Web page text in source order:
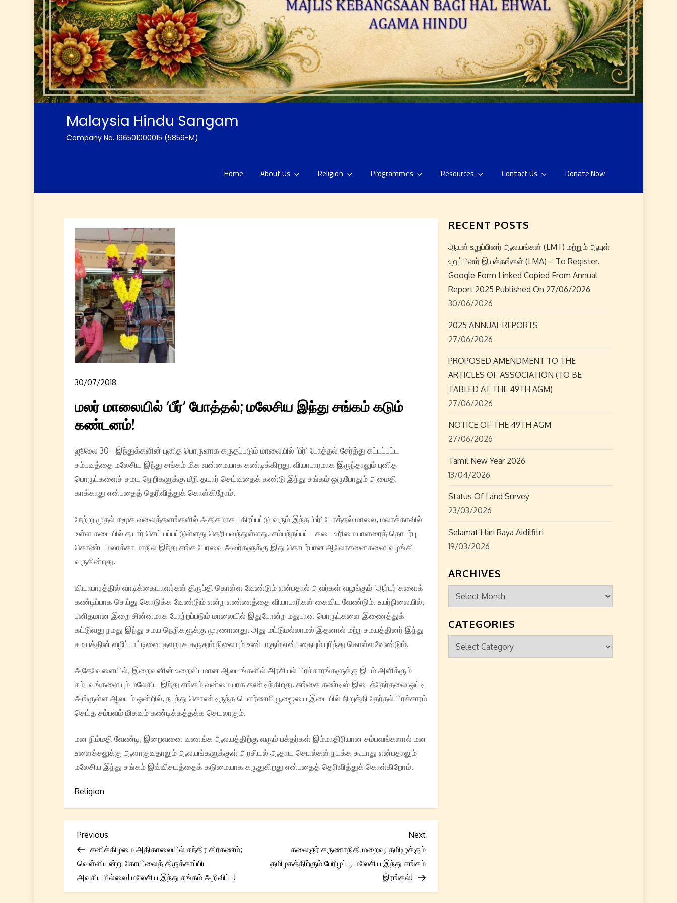
Malaysia Hindu Sangam
Company No. 196501000015 (5859-M)
Home About Us Religion Programmes Resources Contact Us Donate Now
30/07/2018
மலர் மாலையில் ‘பீர்’ போத்தல்; மலேசிய இந்து சங்கம் கடும்
கண்டனம்!
ஜூலை 30- இந்துக்களின் புனித பொருளாக கருதப்படும் மாலையில் ‘பீர்’ போத்தல் சேர்த்து கட்டப்பட்ட
சம்பவத்தை மலேசிய இந்து சங்கம் மிக வன்மையாக கண்டிக்கிறது. வியாபாரமாக இருந்தாலும் புனித
பொருட்களைச் சமய நெறிகளுக்கு மீறி தயார் செய்வதைக் கண்டு இந்து சங்கம் ஒருபோதும் அமைதி
காக்காது என்பதைத் தெரிவித்துக் கொள்கிறோம்.
நேற்று முதல் சமூக வலைத்தளங்களில் அதிகமாக பகிரப்பட்டு வரும் இந்த ‘பீர்’ போத்தல் மாலை, மலாக்காவில்
உள்ள கடையில் தயார் செய்யப்பட்டுள்ளது தெரியவந்துள்ளது. சம்பந்தப்பட்ட கடை உரிமையாளரைத் தொடர்பு
கொண்ட மலாக்கா மாநில இந்து சங்க பேரவை அவர்களுக்கு இது தொடர்பான ஆலோசனைகளை வழங்கி
வருகின்றது.
வியாபாரத்தில் வாடிக்கையாளர்கள் திருப்தி கொள்ள வேண்டும் என்பதால் அவர்கள் வழங்கும் ‘ஆர்டர்’களைக்
கண்டிப்பாக செய்து கொடுக்க வேண்டும் என்ற எண்ணத்தை வியாபாரிகள் கைவிட வேண்டும். உயர்நிலையில்,
புனிதமான இறை சின்னமாக போற்றப்படும் மாலையில் இதுபோன்ற மதுபான பொருட்களை இணைத்துக்
கட்டுவது நமது இந்து சமய நெறிகளுக்கு முரணானது. அது மட்டுமல்லாமல் இதனால் மற்ற சமயத்தினர் இந்து
சமயத்தின் வழிப்பாட்டினை தவறாக கருதும் நிலையும் உண்டாகும் என்பதையும் புரிந்து கொள்ளவேண்டும்.
அதேவேளையில், இறைவனின் உறைவிடமான ஆலயங்களில் அரசியல் பிரச்சாரங்களுக்கு இடம் அளிக்கும்
சம்பவங்களையும் மலேசிய இந்து சங்கம் வன்மையாக கண்டிக்கிறது. சுங்கை கண்டிஸ் இடைத்தேர்தலை ஒட்டி
அங்குள்ள ஆலயம் ஒன்றில், நடந்து கொண்டிருந்த பௌர்ணமி பூஜையை இடையில் நிறுத்தி தேர்தல் பிரச்சாரம்
செய்த சம்பவம் மிகவும் கண்டிக்கத்தக்க செயலாகும்.
மன நிம்மதி வேண்டி, இறைவனை வணங்க ஆலயத்திற்கு வரும் பக்தர்கள் இம்மாதிரியான சம்பவங்களால் மன
உளைச்சலுக்கு ஆளாகுவதாலும் ஆலயங்களுக்குள் அரசியல் ஆதாய செயல்கள் நடக்க கூடாது என்பதாலும்
மலேசிய இந்து சங்கம் இவ்விசயத்தைக் கடுமையாக கருதுகிறது என்பதைத் தெரிவித்துக் கொள்கிறோம்.
Religion
P
o
s
Previous
Post
Previous
சனிக்கிழமை அதிகாலையில் சந்திர கிரகணம்;
வெள்ளியன்று கோயிலைத் திருக்காப்பிட
அவசியமில்லை! மலேசிய இந்து சங்கம் அறிவிப்பு!
Next
Post
Next
கலைஞர் கருணாநிதி மறைவு; தமிழுக்கும்
தமிழகத்திற்கும் பேரிழப்பு; மலேசிய இந்து சங்கம்
இரங்கல்!
RECENT POSTS
ஆயுள் உறுப்பினர் ஆலயங்கள் (LMT) மற்றும் ஆயுள்
உறுப்பினர் இயக்கங்கள் (LMA) – To Register.
Google Form Linked Copied From Annual
Report 2025 Published On 27/06/2026
30/06/2026
2025 ANNUAL REPORTS
27/06/2026
PROPOSED AMENDMENT TO THE
ARTICLES OF ASSOCIATION (TO BE
TABLED AT THE 49TH AGM)
27/06/2026
NOTICE OF THE 49TH AGM
27/06/2026
Tamil New Year 2026
13/04/2026
Status Of Land Survey
23/03/2026
Selamat Hari Raya Aidilfitri
19/03/2026
ARCHIVES
Archives
CATEGORIES
Categories